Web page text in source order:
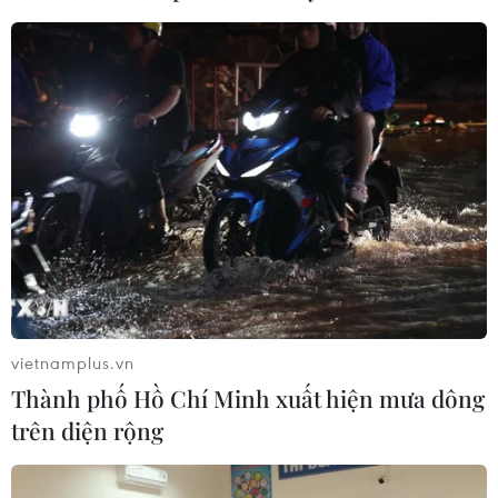
#vé máy bay #vietnam airlines
#hàng không
#vé rẻ
#du lịch hè
Theo dõi VietnamPlus
vietnamplus.vn
Thành phố Hồ Chí Minh xuất hiện mưa dông
trên diện rộng